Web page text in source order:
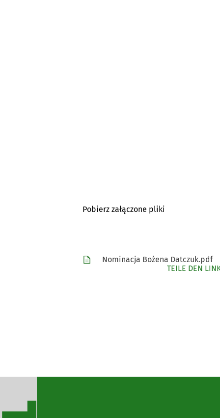
Pobierz załączone pliki
Nominacja Bożena Datczuk.pdf
TEILE DEN